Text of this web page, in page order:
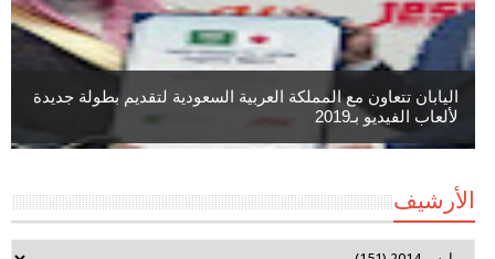
اليابان تتعاون مع المملكة العربية السعودية لتقديم بطولة جديدة
لألعاب الفيديو بـ2019
الأرشيف